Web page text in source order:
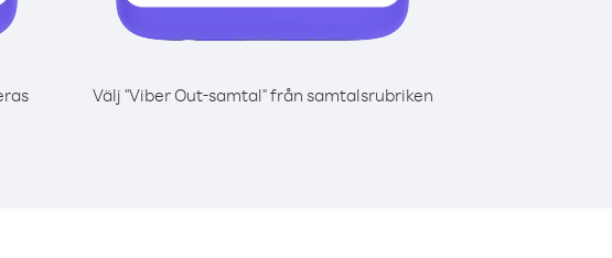
Välj "Viber Out-samtal" från samtalsrubriken